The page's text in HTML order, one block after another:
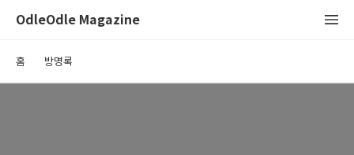
OdleOdle Magazine
홈 방명록